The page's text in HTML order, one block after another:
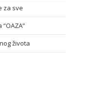
za sve
života